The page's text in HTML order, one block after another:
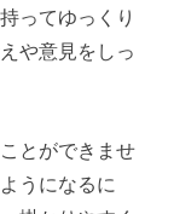
ってゆっくり
や意見をしっ
とができませ
うになるに